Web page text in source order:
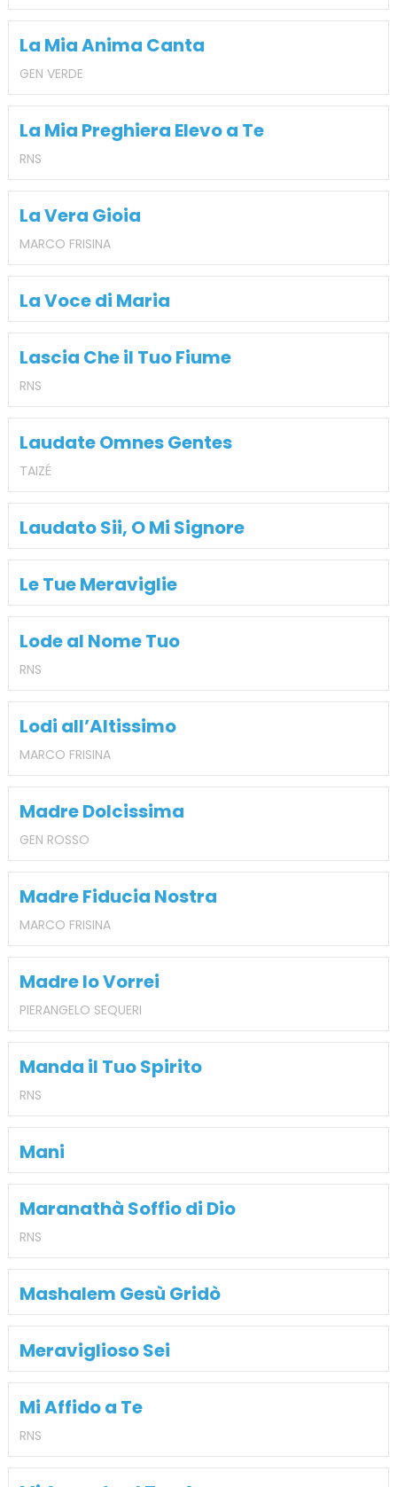
La Mia Anima Canta
GEN VERDE
La Mia Preghiera Elevo a Te
RNS
La Vera Gioia
MARCO FRISINA
La Voce di Maria
Lascia Che il Tuo Fiume
RNS
Laudate Omnes Gentes
TAIZÉ
Laudato Sii, O Mi Signore
Le Tue Meraviglie
Lode al Nome Tuo
RNS
Lodi all’Altissimo
MARCO FRISINA
Madre Dolcissima
GEN ROSSO
Madre Fiducia Nostra
MARCO FRISINA
Madre Io Vorrei
PIERANGELO SEQUERI
Manda il Tuo Spirito
RNS
Mani
Maranathà Soffio di Dio
RNS
Mashalem Gesù Gridò
Meraviglioso Sei
Mi Affido a Te
RNS